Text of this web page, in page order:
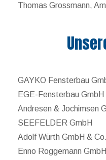
Thomas Grossmann,
GAYKO Fensterbau
EGE-Fensterbau GmbH
Andresen & Jochimsen
SEEFELDER GmbH
Adolf Würth GmbH &
Enno Roggemann